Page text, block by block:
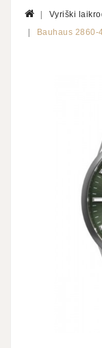
Vyriški
Bauhaus 2860-